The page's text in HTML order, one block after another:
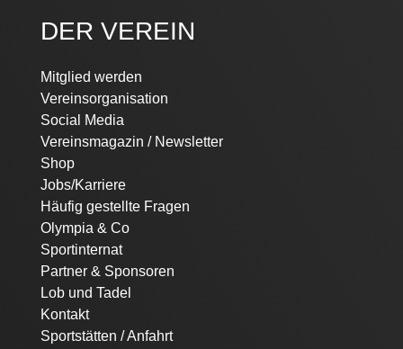
DER VEREIN
Navigation
überspringen
Mitglied werden
Vereinsorganisation
Social Media
Vereinsmagazin / Newsletter
Shop
Jobs/Karriere
Häufig gestellte Fragen
Olympia & Co
Sportinternat
Partner & Sponsoren
Lob und Tadel
Kontakt
Sportstätten / Anfahrt